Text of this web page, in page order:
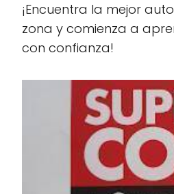
¡Encuentra la mejor
zona y comienza a
con confianza!